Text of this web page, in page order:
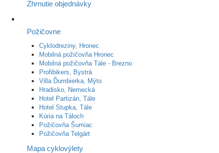
Zhrnutie objednávky
Požičovne
Cyklodreziny, Hronec
Mobilná požičovňa Hronec
Mobilná požičovňa Tále - Brezno
Profibikers, Bystrá
Villa Ďumbierka, Mýto
Hradisko, Nemecká
Hotel Partizán, Tále
Hotel Stupka, Tále
Kúria na Táloch
Požičovňa Šumiac
Požičovňa Telgárt
Mapa cyklovýlety